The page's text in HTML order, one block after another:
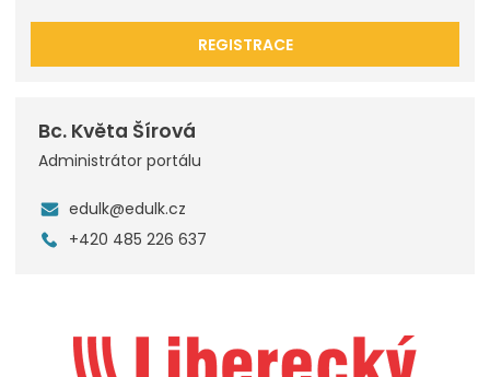
REGISTRACE
Bc. Květa Šírová
Administrátor portálu
edulk@edulk.cz
+420 485 226 637